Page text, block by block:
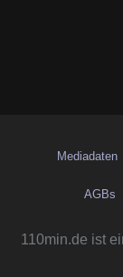
Mediadaten
AGBs
110min.de ist